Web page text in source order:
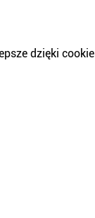
dzięki